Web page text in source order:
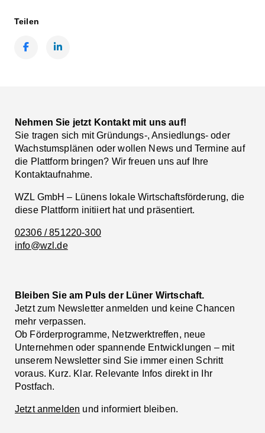
Teilen
Nehmen Sie jetzt Kontakt mit uns auf!
Sie tragen sich mit Gründungs-, Ansiedlungs- oder
Wachstumsplänen oder wollen News und Termine auf
die Plattform bringen? Wir freuen uns auf Ihre
Kontaktaufnahme.
WZL GmbH – Lünens lokale Wirtschaftsförderung, die
diese Plattform initiiert hat und präsentiert.
02306 / 851220-300
info@wzl.de
Bleiben Sie am Puls der Lüner Wirtschaft.
Jetzt zum Newsletter anmelden und keine Chancen
mehr verpassen.
Ob Förderprogramme, Netzwerktreffen, neue
Unternehmen oder spannende Entwicklungen – mit
unserem Newsletter sind Sie immer einen Schritt
voraus. Kurz. Klar. Relevante Infos direkt in Ihr
Postfach.
Jetzt anmelden und informiert bleiben.